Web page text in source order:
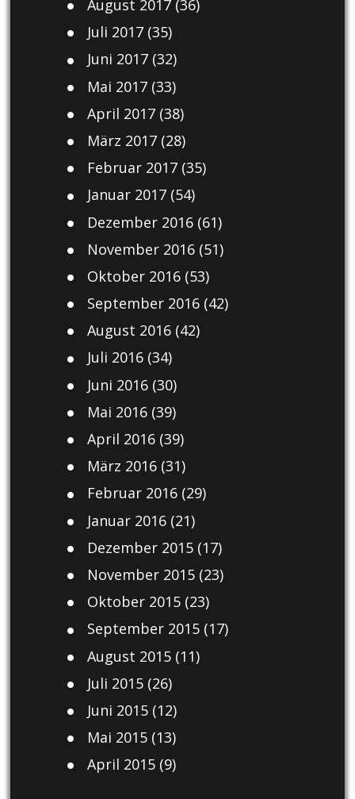
August 2017(36)
Juli 2017(35)
Juni 2017(32)
Mai 2017(33)
April 2017(38)
März 2017(28)
Februar 2017(35)
Januar 2017(54)
Dezember 2016(61)
November 2016(51)
Oktober 2016(53)
September 2016(42)
August 2016(42)
Juli 2016(34)
Juni 2016(30)
Mai 2016(39)
April 2016(39)
März 2016(31)
Februar 2016(29)
Januar 2016(21)
Dezember 2015(17)
November 2015(23)
Oktober 2015(23)
September 2015(17)
August 2015(11)
Juli 2015(26)
Juni 2015(12)
Mai 2015(13)
April 2015(9)